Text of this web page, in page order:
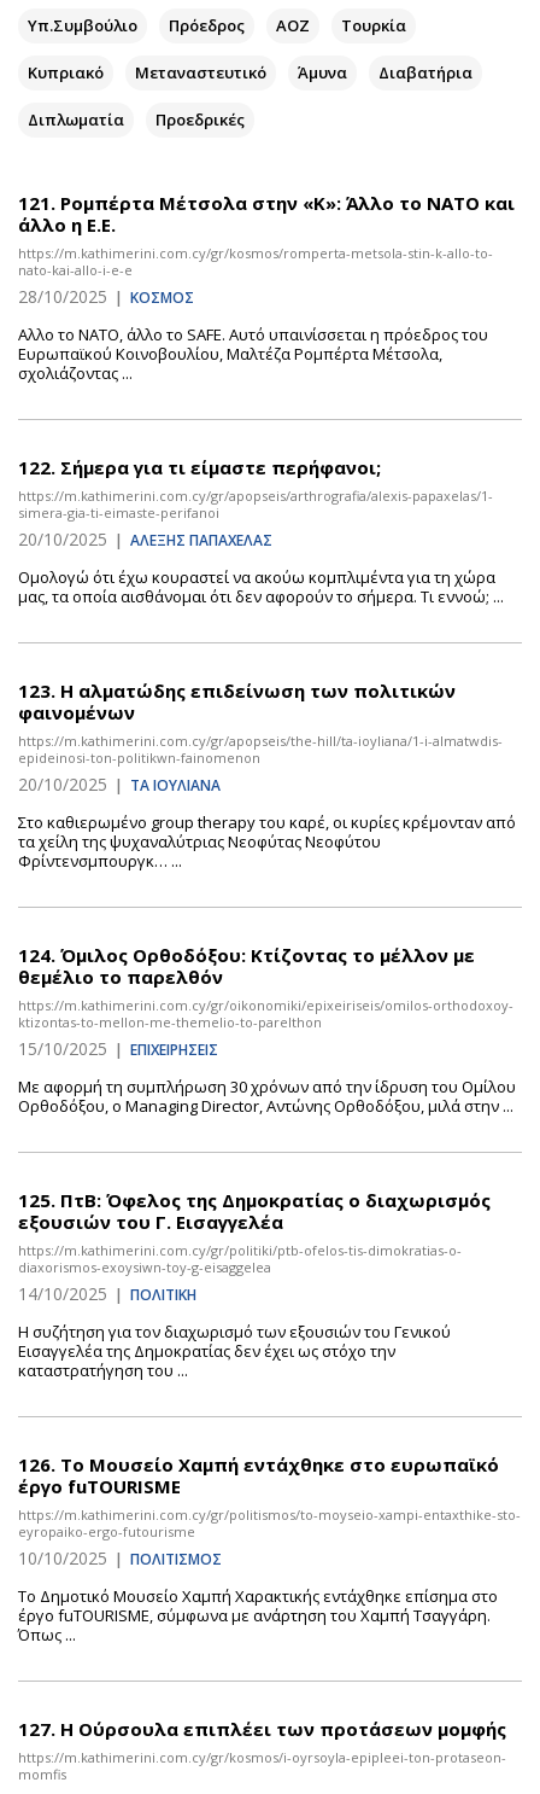
Υπ.Συμβούλιο Πρόεδρος ΑΟΖ Τουρκία
Κυπριακό Μεταναστευτικό Άμυνα Διαβατήρια
Διπλωματία Προεδρικές
121. Ρομπέρτα Μέτσολα στην «Κ»: Άλλο το ΝΑΤΟ και
άλλο η Ε.Ε.
https://m.kathimerini.com.cy/gr/kosmos/romperta-metsola-stin-k-allo-to-
nato-kai-allo-i-e-e
28/10/2025 | ΚΟΣΜΟΣ
Aλλο το ΝΑΤΟ, άλλο το SAFE. Αυτό υπαινίσσεται η πρόεδρος του
Ευρωπαϊκού Κοινοβουλίου, Μαλτέζα Ρομπέρτα Μέτσολα,
σχολιάζοντας ...
122. Σήμερα για τι είμαστε περήφανοι;
https://m.kathimerini.com.cy/gr/apopseis/arthrografia/alexis-papaxelas/1-
simera-gia-ti-eimaste-perifanoi
20/10/2025 | ΑΛΕΞΗΣ ΠΑΠΑΧΕΛΑΣ
Ομολογώ ότι έχω κουραστεί να ακούω κομπλιμέντα για τη χώρα
μας, τα οποία αισθάνομαι ότι δεν αφορούν το σήμερα. Τι εννοώ; ...
123. Η αλματώδης επιδείνωση των πολιτικών
φαινομένων
https://m.kathimerini.com.cy/gr/apopseis/the-hill/ta-ioyliana/1-i-almatwdis-
epideinosi-ton-politikwn-fainomenon
20/10/2025 | ΤΑ ΙΟΥΛΙΑΝΑ
Στο καθιερωμένο group therapy του καρέ, οι κυρίες κρέμονταν από
τα χείλη της ψυχαναλύτριας Νεοφύτας Νεοφύτου
Φρίντενσμπουργκ… ...
124. Όμιλος Ορθοδόξου: Κτίζοντας το μέλλον με
θεμέλιο το παρελθόν
https://m.kathimerini.com.cy/gr/oikonomiki/epixeiriseis/omilos-orthodoxoy-
ktizontas-to-mellon-me-themelio-to-parelthon
15/10/2025 | ΕΠΙΧΕΙΡΗΣΕΙΣ
Με αφορμή τη συμπλήρωση 30 χρόνων από την ίδρυση του Ομίλου
Ορθοδόξου, ο Managing Director, Αντώνης Ορθοδόξου, μιλά στην ...
125. ΠτΒ: Όφελος της Δημοκρατίας ο διαχωρισμός
εξουσιών του Γ. Εισαγγελέα
https://m.kathimerini.com.cy/gr/politiki/ptb-ofelos-tis-dimokratias-o-
diaxorismos-exoysiwn-toy-g-eisaggelea
14/10/2025 | ΠΟΛΙΤΙΚΗ
Η συζήτηση για τον διαχωρισμό των εξουσιών του Γενικού
Εισαγγελέα της Δημοκρατίας δεν έχει ως στόχο την
καταστρατήγηση του ...
126. Το Μουσείο Χαμπή εντάχθηκε στο ευρωπαϊκό
έργο fuTOURISME
https://m.kathimerini.com.cy/gr/politismos/to-moyseio-xampi-entaxthike-sto-
eyropaiko-ergo-futourisme
10/10/2025 | ΠΟΛΙΤΙΣΜΟΣ
Το Δημοτικό Μουσείο Χαμπή Χαρακτικής εντάχθηκε επίσημα στο
έργο fuTOURISME, σύμφωνα με ανάρτηση του Χαμπή Τσαγγάρη.
Όπως ...
127. Η Ούρσουλα επιπλέει των προτάσεων μομφής
https://m.kathimerini.com.cy/gr/kosmos/i-oyrsoyla-epipleei-ton-protaseon-
momfis